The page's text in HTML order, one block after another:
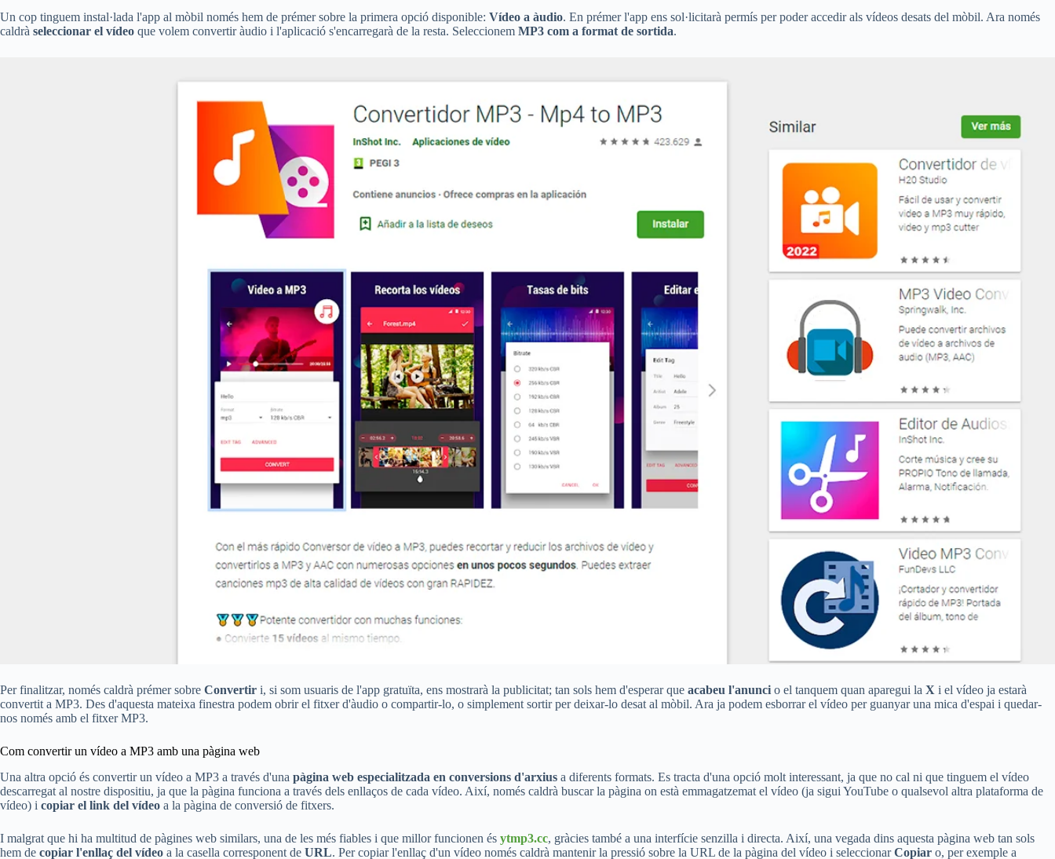
Un cop tinguem instal·lada l'app al mòbil només hem de prémer sobre la primera opció disponible: Vídeo a àudio. En prémer l'app ens sol·licitarà permís per poder accedir als vídeos desats del mòbil. Ara només
caldrà seleccionar el vídeo que volem convertir àudio i l'aplicació s'encarregarà de la resta. Seleccionem MP3 com a format de sortida.
Per finalitzar, només caldrà prémer sobre Convertir i, si som usuaris de l'app gratuïta, ens mostrarà la publicitat; tan sols hem d'esperar que acabeu l'anunci o el tanquem quan aparegui la X i el vídeo ja estarà
convertit a MP3. Des d'aquesta mateixa finestra podem obrir el fitxer d'àudio o compartir-lo, o simplement sortir per deixar-lo desat al mòbil. Ara ja podem esborrar el vídeo per guanyar una mica d'espai i quedar-
nos només amb el fitxer MP3.
Com convertir un vídeo a MP3 amb una pàgina web
Una altra opció és convertir un vídeo a MP3 a través d'una pàgina web especialitzada en conversions d'arxius a diferents formats. Es tracta d'una opció molt interessant, ja que no cal ni que tinguem el vídeo
descarregat al nostre dispositiu, ja que la pàgina funciona a través dels enllaços de cada vídeo. Així, només caldrà buscar la pàgina on està emmagatzemat el vídeo (ja sigui YouTube o qualsevol altra plataforma de
vídeo) i copiar el link del vídeo a la pàgina de conversió de fitxers.
I malgrat que hi ha multitud de pàgines web similars, una de les més fiables i que millor funcionen és ytmp3.cc, gràcies també a una interfície senzilla i directa. Així, una vegada dins aquesta pàgina web tan sols
hem de copiar l'enllaç del vídeo a la casella corresponent de URL. Per copiar l'enllaç d'un vídeo només caldrà mantenir la pressió sobre la URL de la pàgina del vídeo i seleccionarCopiar o, per exemple a